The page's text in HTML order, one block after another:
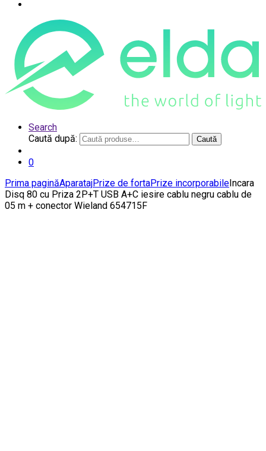
Search
Caută după:
Caută
0
Prima paginăAparatajPrize de fortaPrize incorporabileIncara
Disq 80 cu Priza 2P+T USB A+C iesire cablu negru cablu de
05 m + conector Wieland 654715F